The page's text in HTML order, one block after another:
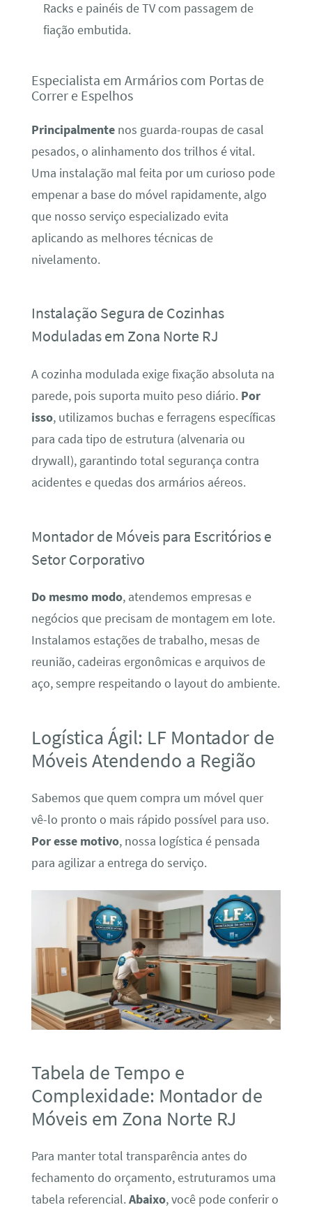
Racks e painéis de TV com passagem de
fiação embutida.
Especialista em Armários com Portas de
Correr e Espelhos
Principalmentenos guarda-roupas de casal
pesados, o alinhamento dos trilhos é vital.
Uma instalação mal feita por um curioso pode
empenar a base do móvel rapidamente, algo
que nosso serviço especializado evita
aplicando as melhores técnicas de
nivelamento.
Instalação Segura de Cozinhas
Moduladas em Zona Norte RJ
A cozinha modulada exige fixação absoluta na
parede, pois suporta muito peso diário. Por
isso, utilizamos buchas e ferragens específicas
para cada tipo de estrutura (alvenaria ou
drywall), garantindo total segurança contra
acidentes e quedas dos armários aéreos.
Montador de Móveis para Escritórios e
Setor Corporativo
Do mesmo modo, atendemos empresas e
negócios que precisam de montagem em lote.
Instalamos estações de trabalho, mesas de
reunião, cadeiras ergonômicas e arquivos de
aço, sempre respeitando o layout do ambiente.
Logística Ágil: LF Montador de
Móveis Atendendo a Região
Sabemos que quem compra um móvel quer
vê-lo pronto o mais rápido possível para uso.
Por esse motivo, nossa logística é pensada
para agilizar a entrega do serviço.
Tabela de Tempo e
Complexidade: Montador de
Móveis em Zona Norte RJ
Para manter total transparência antes do
fechamento do orçamento, estruturamos uma
tabela referencial.Abaixo, você pode conferir o